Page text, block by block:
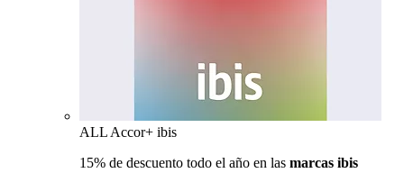
ALL Accor+ ibis
15% de descuento todo el año en las marcas ibis